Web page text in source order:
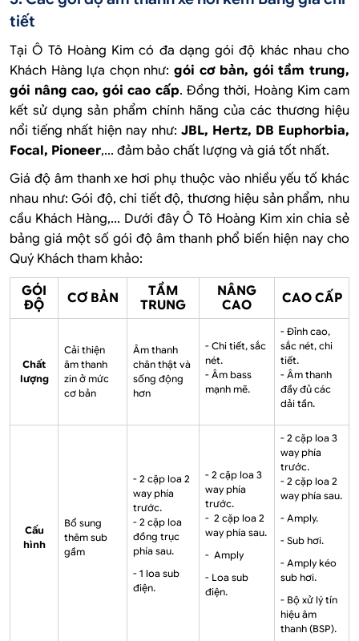
tiết
Tại Ô Tô Hoàng Kim có đa dạng gói độ khác nhau cho
Khách Hàng lựa chọn như: gói cơ bản, gói tầm trung,
gói nâng cao, gói cao cấp. Đồng thời, Hoàng Kim cam
kết sử dụng sản phẩm chính hãng của các thương hiệu
nổi tiếng nhất hiện nay như: JBL, Hertz, DB Euphorbia,
Focal, Pioneer,... đảm bảo chất lượng và giá tốt nhất.
Giá độ âm thanh xe hơi phụ thuộc vào nhiều yếu tố khác
nhau như:Gói độ, chi tiết độ, thương hiệu sản phẩm, nhu
cầu Khách Hàng,... Dưới đây Ô Tô Hoàng Kim xin chia sẻ
bảng giá một số gói độ âm thanh phổ biến hiện nay cho
Quý Khách tham khảo:
GÓI
ĐỘ
CƠ BẢN
TẦM
TRUNG
NÂNG
CAO
CAO CẤP
Chất
lượng
Cải thiện
âm thanh
zin ở mức
cơ bản
Âm thanh
chân thật và
sống động
hơn
- Chi tiết, sắc
nét.
- Âm bass
mạnh mẽ.
- Đỉnh cao,
sắc nét, chi
tiết.
- Âm thanh
đầy đủ các
dải tần.
Cấu
hình
Bổ sung
thêm sub
gầm
- 2 cặp loa 2
way phía
trước.
- 2 cặp loa
đồng trục
phía sau.
- 1 loa sub
điện.
- 2 cặp loa 3
way phía
trước.
- 2 cặp loa 2
way phía sau.
- Amply
- Loa sub
điện.
- 2 cặp loa 3
way phía
trước.
- 2 cặp loa 2
way phía sau.
- Amply.
- Sub hơi.
- Amply kéo
sub hơi.
- Bộ xử lý tín
hiệu âm
thanh (BSP).